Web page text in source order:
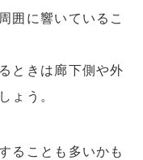
囲に響いているこ
ときは廊下側や外
ょう。
ることも多いかも